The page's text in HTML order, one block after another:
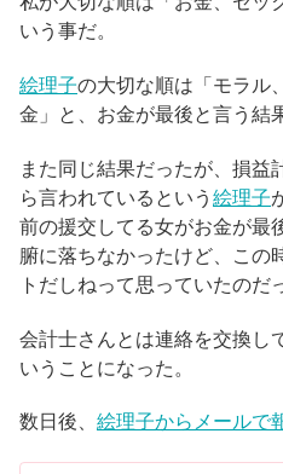
いう事だ。
絵理子の大切な順は「モラル
金」と、お金が最後と言う結
また同じ結果だったが、損益
ら言われているという 絵理子
前の援交してる女がお金が最
腑に落ちなかったけど、この
トだしねって思っていたのだ
会計士さんとは連絡を交換し
いうことになった。
数日後、 絵理子からメールで